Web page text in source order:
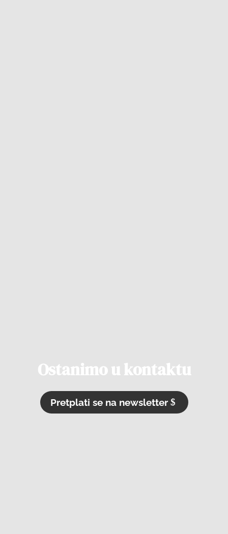
Ostanimo u kontaktu
Pretplati se na newsletter